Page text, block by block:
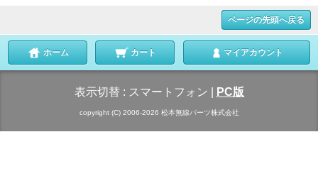
ページの先頭へ戻る
ホーム カート マイアカウント
表示切替 : スマートフォン PC版
copyright (C) 2006-2026 松本無線パーツ株式会社